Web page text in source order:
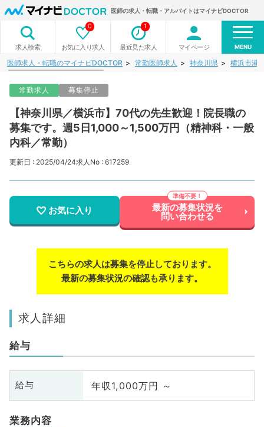
医師の求人・転職・アルバイトはマイナビDOCTOR
求人検索 お気に入り求人
0
最近見た求人
1
マイページ MENU
医師求人・転職のマイナビDOCTOR 常勤医師求人 神奈川県 横浜市港
常勤求人 募集停止
【神奈川県／横浜市】70代の先生歓迎！院長職の
募集です。週5日1,000～1,500万円（精神科・一般
内科／常勤）
更新日 : 2025/04/24求人No : 617259
お気に入り 最新の募集状況を
問い合わせる
こちらの求人は募集を停止しております。
最新の募集状況の確認も承ります。
求人詳細
給与
給与 年収1,000万円 ～
業務内容